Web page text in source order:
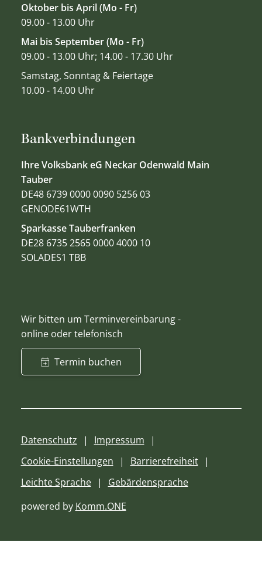
Bankverbindungen
Ihre Volksbank eG Neckar Odenwald Main
Tauber
DE48 6739 0000 0090 5256 03
GENODE61WTH
Sparkasse Tauberfranken
DE28 6735 2565 0000 4000 10
SOLADES1 TBB
Wir bitten um Terminvereinbarung -
online oder telefonisch
Termin buchen
Oktober bis April (Mo - Fr)
09.00 - 13.00 Uhr
Mai bis September (Mo - Fr)
09.00 - 13.00 Uhr; 14.00 - 17.30 Uhr
Samstag, Sonntag & Feiertage
10.00 - 14.00 Uhr
Datenschutz
Impressum
Cookie-Einstellungen
Barrierefreiheit
Leichte Sprache
Gebärdensprache
powered by Komm.ONE